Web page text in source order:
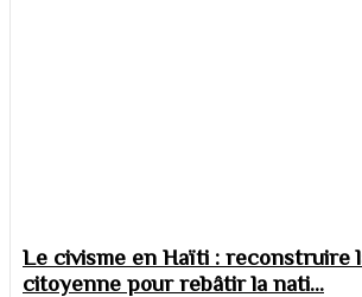
Le civisme en Haïti : reconstruire
citoyenne pour rebâtir la nati...